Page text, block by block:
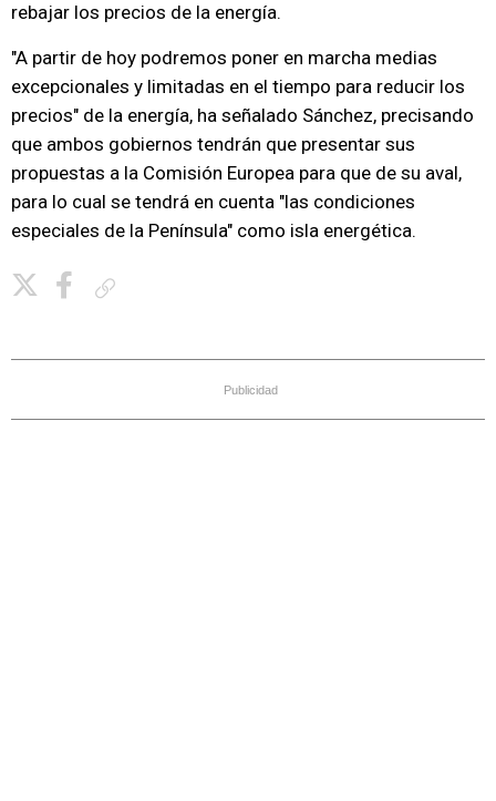
rebajar los precios de la energía.
"A partir de hoy podremos poner en marcha medias
excepcionales y limitadas en el tiempo para reducir los
precios" de la energía, ha señalado Sánchez, precisando
que ambos gobiernos tendrán que presentar sus
propuestas a la Comisión Europea para que de su aval,
para lo cual se tendrá en cuenta "las condiciones
especiales de la Península" como isla energética.
Publicidad